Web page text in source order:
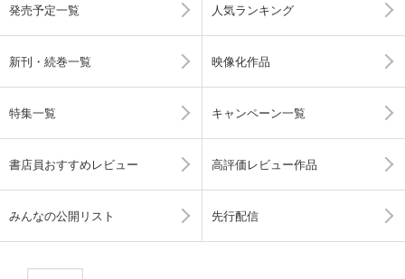
発売予定一覧 人気ランキング
新刊・続巻一覧 映像化作品
特集一覧 キャンペーン一覧
書店員おすすめレビュー 高評価レビュー作品
みんなの公開リスト 先行配信